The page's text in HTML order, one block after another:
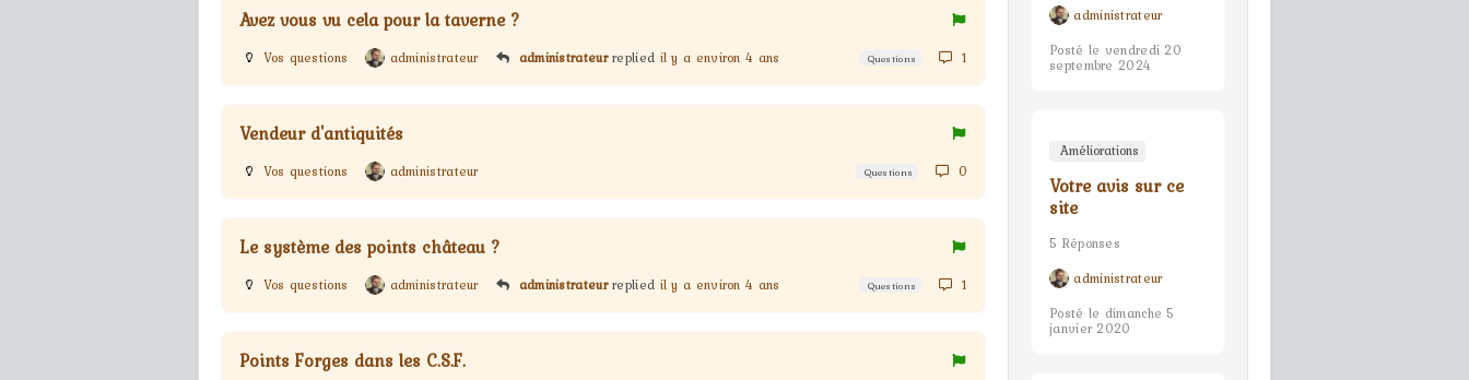
Avez vous vu cela pour la taverne ?
Vos questions administrateur administrateur replied il y a environ 4 ans Questions 1
Vendeur d'antiquités
Vos questions administrateur Questions 0
Le système des points château ?
Vos questions administrateur administrateur replied il y a environ 4 ans Questions 1
Points Forges dans les C.S.F.
administrateur
Posté le vendredi 20
septembre 2024
Améliorations
Votre avis sur ce
site
5 Réponses
administrateur
Posté le dimanche 5
janvier 2020